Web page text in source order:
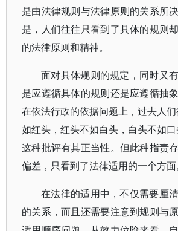
是由法律规则与法律原则的关系所
是，人们往往只看到了具体的规则
的法律原则和精神。
面对具体规则的规定，同时又
是应遵循具体的规则还是应遵循抽
在依法行政的依据问题上，过去人
如红头，红头不如白头，白头不如口
这种批评有其正当性。但此种指责
偏差，只看到了法律适用的一个方面
在法律的适用中，不仅需要厘
的关系，而且还需要注意到规则与